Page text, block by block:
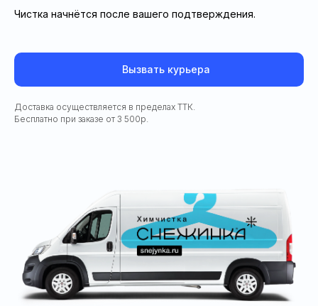
Чистка начнётся после вашего подтверждения.
Вызвать курьера
Доставка осуществляется в пределах ТТК.
Бесплатно при заказе от 3 500р.